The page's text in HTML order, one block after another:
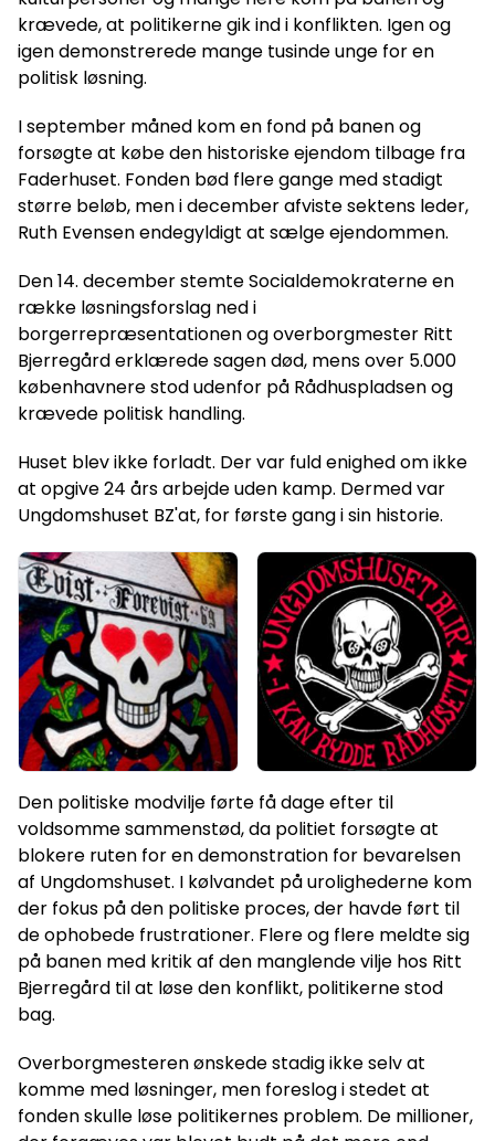
krævede, at politikerne gik ind i konflikten. Igen og
igen demonstrerede mange tusinde unge for en
politisk løsning.
I september måned kom en fond på banen og
forsøgte at købe den historiske ejendom tilbage fra
Faderhuset. Fonden bød flere gange med stadigt
større beløb, men i december afviste sektens leder,
Ruth Evensen endegyldigt at sælge ejendommen.
Den 14. december stemte Socialdemokraterne en
række løsningsforslag ned i
borgerrepræsentationen og overborgmester Ritt
Bjerregård erklærede sagen død, mens over 5.000
københavnere stod udenfor på Rådhuspladsen og
krævede politisk handling.
Huset blev ikke forladt. Der var fuld enighed om ikke
at opgive 24 års arbejde uden kamp. Dermed var
Ungdomshuset BZ'at, for første gang i sin historie.
Den politiske modvilje førte få dage efter til
voldsomme sammenstød, da politiet forsøgte at
blokere ruten for en demonstration for bevarelsen
af Ungdomshuset. I kølvandet på urolighederne kom
der fokus på den politiske proces, der havde ført til
de ophobede frustrationer. Flere og flere meldte sig
på banen med kritik af den manglende vilje hos Ritt
Bjerregård til at løse den konflikt, politikerne stod
bag.
Overborgmesteren ønskede stadig ikke selv at
komme med løsninger, men foreslog i stedet at
fonden skulle løse politikernes problem. De millioner,